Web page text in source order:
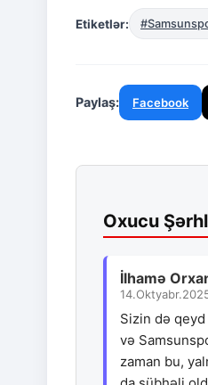
Etiketlər:
Paylaş: Facebook
Oxucu
İlhamə
Sizin də qeyd
və
zaman bu,